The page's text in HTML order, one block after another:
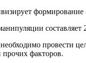
формирование
провести
прочих факторов.